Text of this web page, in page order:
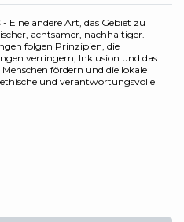
- Eine andere Art, das Gebiet zu
achtsamer, nachhaltiger.
folgen Prinzipien, die
verringern, Inklusion und das
fördern und die lokale
und verantwortungsvolle